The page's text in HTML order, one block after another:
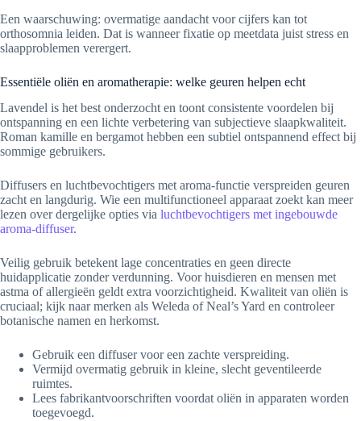
Een waarschuwing: overmatige aandacht voor cijfers kan tot
orthosomnia leiden. Dat is wanneer fixatie op meetdata juist stress en
slaapproblemen verergert.
Essentiële oliën en aromatherapie: welke geuren helpen echt
Lavendel is het best onderzocht en toont consistente voordelen bij
ontspanning en een lichte verbetering van subjectieve slaapkwaliteit.
Roman kamille en bergamot hebben een subtiel ontspannend effect bij
sommige gebruikers.
Diffusers en luchtbevochtigers met aroma-functie verspreiden geuren
zacht en langdurig. Wie een multifunctioneel apparaat zoekt kan meer
lezen over dergelijke opties via luchtbevochtigers met ingebouwde
aroma-diffuser.
Veilig gebruik betekent lage concentraties en geen directe
huidapplicatie zonder verdunning. Voor huisdieren en mensen met
astma of allergieën geldt extra voorzichtigheid. Kwaliteit van oliën is
cruciaal; kijk naar merken als Weleda of Neal’s Yard en controleer
botanische namen en herkomst.
Gebruik een diffuser voor een zachte verspreiding.
Vermijd overmatig gebruik in kleine, slecht geventileerde
ruimtes.
Lees fabrikantvoorschriften voordat oliën in apparaten worden
toegevoegd.